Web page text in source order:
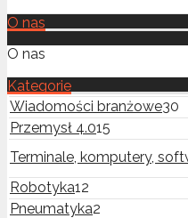
O nas
O nas
Kategorie
Wiadomości branżowe30
Przemysł 4.015
Terminale, komputery,
Robotyka12
Pneumatyka2